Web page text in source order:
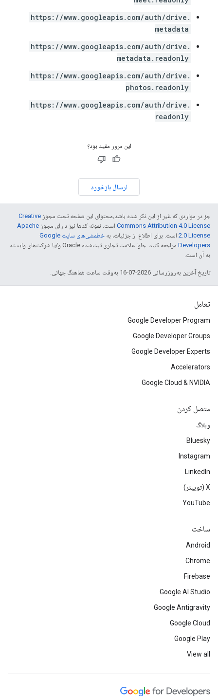
https://www.googleapis.com/auth/drive.
metadata
https://www.googleapis.com/auth/drive.
metadata.readonly
https://www.googleapis.com/auth/drive.
photos.readonly
https://www.googleapis.com/auth/drive.
readonly
این مرور مفید بود؟
ارسال بازخورد
جز در مواردی که غیر از این ذکر شده باشد،‌محتوای این صفحه تحت مجوز Creative
Commons Attribution 4.0 License است. نمونه کدها نیز دارای مجوز Apache
2.0 License است. برای اطلاع از جزئیات، به
خطمشی‌های سایت Google
Developers‏
مراجعه کنید. جاوا علامت تجاری ثبت‌شده Oracle و/یا شرکت‌های وابسته
به آن است.
تاریخ آخرین به‌روزرسانی 2026-07-16 به‌وقت ساعت هماهنگ جهانی.
تعامل
Google Developer Program
Google Developer Groups
Google Developer Experts
Accelerators
Google Cloud & NVIDIA
متصل کردن
وبلاگ
Bluesky
Instagram
LinkedIn
‫X (توییتر)
YouTube
ساخت
Android
Chrome
Firebase
Google AI Studio
Google Antigravity
Google Cloud
Google Play
View all